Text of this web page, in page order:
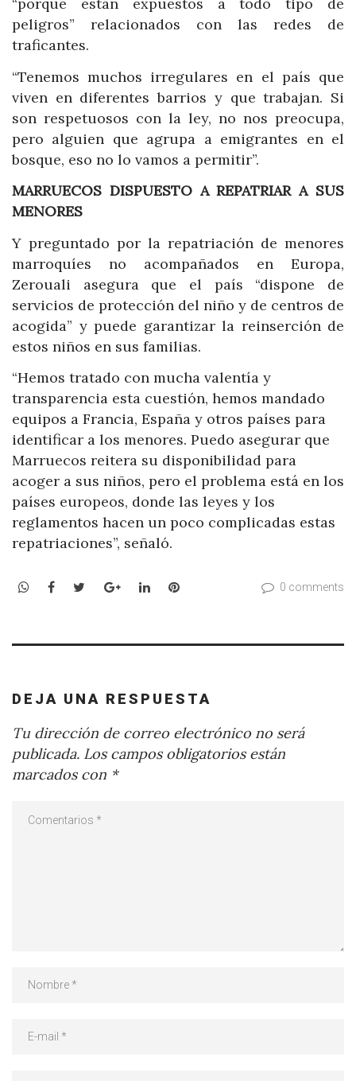
peligros” relacionados con las redes de
traficantes.
“Tenemos muchos irregulares en el país que
viven en diferentes barrios y que trabajan. Si
son respetuosos con la ley, no nos preocupa,
pero alguien que agrupa a emigrantes en el
bosque, eso no lo vamos a permitir”.
MARRUECOS DISPUESTO A REPATRIAR A SUS
MENORES
Y preguntado por la repatriación de menores
marroquíes no acompañados en Europa,
Zerouali asegura que el país “dispone de
servicios de protección del niño y de centros de
acogida” y puede garantizar la reinserción de
estos niños en sus familias.
“Hemos tratado con mucha valentía y
transparencia esta cuestión, hemos mandado
equipos a Francia, España y otros países para
identificar a los menores. Puedo asegurar que
Marruecos reitera su disponibilidad para
acoger a sus niños, pero el problema está en los
países europeos, donde las leyes y los
reglamentos hacen un poco complicadas estas
repatriaciones”, señaló.
WhatsApp
Facebook
TwitterGoogle+LinkedInPinterest 0 comments
DEJA UNA RESPUESTA
Tu dirección de correo electrónico no será
publicada. Los campos obligatorios están
marcados con *